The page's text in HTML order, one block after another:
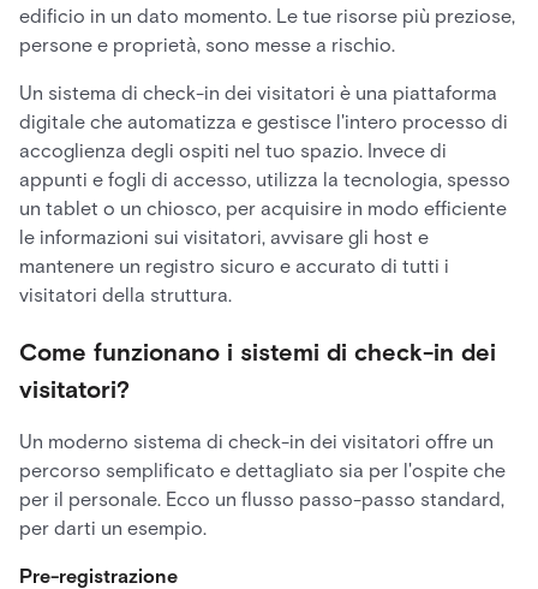
edificio in un dato momento. Le tue risorse più preziose,
persone e proprietà, sono messe a rischio.
Un sistema di check-in dei visitatori è una piattaforma
digitale che automatizza e gestisce l'intero processo di
accoglienza degli ospiti nel tuo spazio. Invece di
appunti e fogli di accesso, utilizza la tecnologia, spesso
un tablet o un chiosco, per acquisire in modo efficiente
le informazioni sui visitatori, avvisare gli host e
mantenere un registro sicuro e accurato di tutti i
visitatori della struttura.
Come funzionano i sistemi di check-in dei
visitatori?
Un moderno sistema di check-in dei visitatori offre un
percorso semplificato e dettagliato sia per l'ospite che
per il personale. Ecco un flusso passo-passo standard,
per darti un esempio.
Pre-registrazione